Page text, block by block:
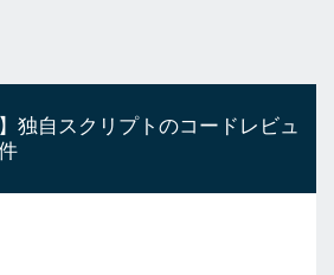
独自スクリプトのコードレビュ